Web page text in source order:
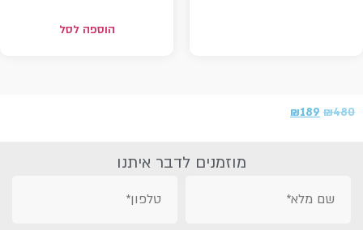
הוספה לסל
₪480
₪189
מוזמנים לדבר איתנו